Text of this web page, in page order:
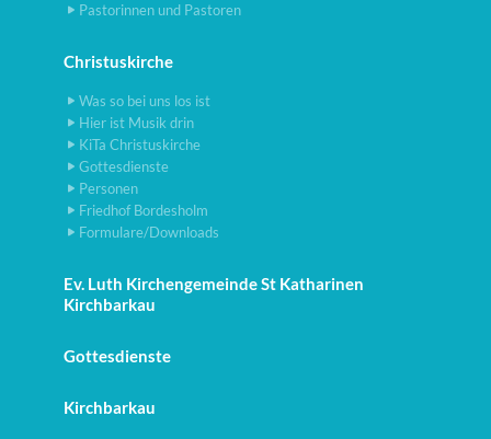
Pastorinnen und Pastoren
Christuskirche
Was so bei uns los ist
Hier ist Musik drin
KiTa Christuskirche
Gottesdienste
Personen
Friedhof Bordesholm
Formulare/Downloads
Ev. Luth Kirchengemeinde St Katharinen
Kirchbarkau
Gottesdienste
Kirchbarkau